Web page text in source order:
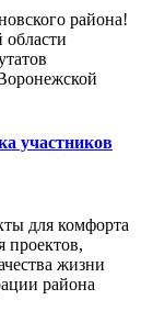
района!
области
участников
для комфорта
проектов,
жизни
района